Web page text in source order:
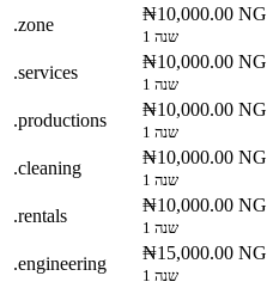
.zone
₦10,000.00 NG
1 שנה
.services
₦10,000.00 NG
1 שנה
.productions
₦10,000.00 NG
1 שנה
.cleaning
₦10,000.00 NG
1 שנה
.rentals
₦10,000.00 NG
1 שנה
.engineering
₦15,000.00 NG
1 שנה